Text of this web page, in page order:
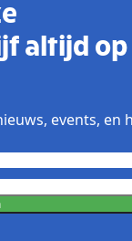
altijd op
events, en